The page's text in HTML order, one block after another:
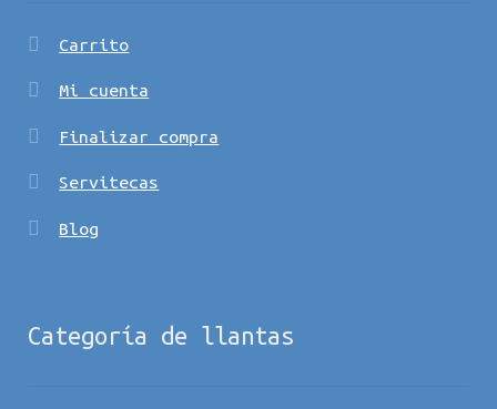
Carrito
Mi cuenta
Finalizar compra
Servitecas
Blog
Categoría de llantas